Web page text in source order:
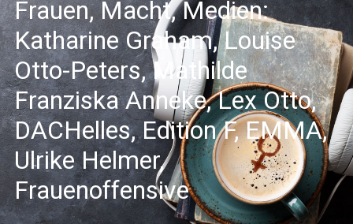
Frauen, Macht, Medien:
Katharine Graham, Louise
Otto-Peters, Mathilde
Franziska Anneke, Lex Otto,
DACHelles, Edition F, EMMA,
Ulrike Helmer,
Frauenoffensive